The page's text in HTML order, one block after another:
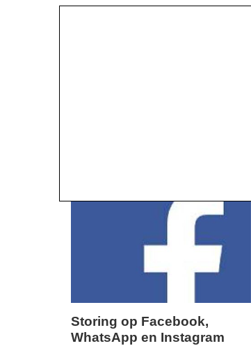
09-
maandag,
Storing op Facebook,
WhatsApp en Instagram